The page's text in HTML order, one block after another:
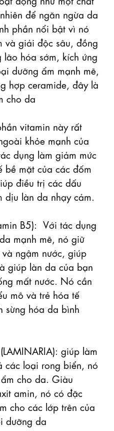
để ngăn ngừa da
phần nổi bật vì nó
và giải độc sâu, đồng
hóa sớm, kích ứng
dưỡng ẩm mạnh mẽ,
hợp ceramide, đây là
cho da
vitamin này rất
khỏe mạnh của
dụng làm giảm mức
bề mặt của các đốm
điều trị các dấu
làn da nhạy cảm.
B5):  Với tác dụng
mạnh mẽ, nó giữ
ngậm nước, giúp
giúp làn da của bạn
mất nước. Nó cần
mô và trẻ hóa tế
sừng hóa da bình
giúp làm
các loại rong biển, nó
cho da. Giàu
amin, nó có đặc
cho các lớp trên của
dưỡng da